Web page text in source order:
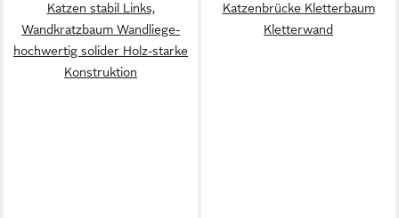
Katzen stabil Links,
Wandkratzbaum Wandliege-
hochwertig solider Holz-starke
Konstruktion
Katzenbrücke Kletterbaum
Kletterwand